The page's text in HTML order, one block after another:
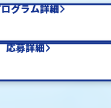
グラム詳細
応募詳細